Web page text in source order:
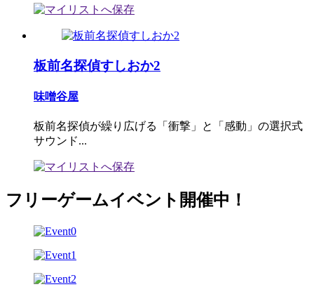
板前名探偵すしおか2
味噌谷屋
板前名探偵が繰り広げる「衝撃」と「感動」の選択式
サウンド...
フリーゲームイベント開催中！